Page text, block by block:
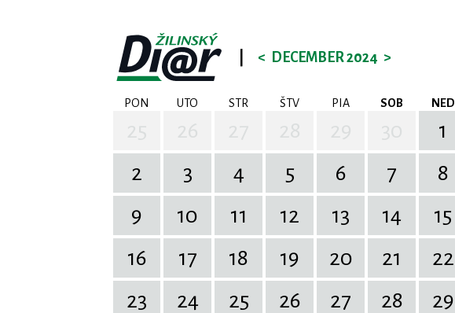
< DECEMBER 2024 >
PON UTO STR ŠTV PIA SOB NED
1
2
3 4 5 6 7
8
9
10 11 12 13 14
15
16
17 18 19 20 21
22
23
24 25 26 27 28
29